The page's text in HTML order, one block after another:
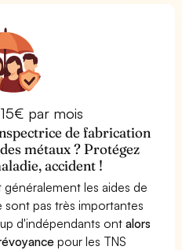
par mois
de fabrication
métaux ? Protégez
accident !
les aides de
sont pas très importantes
d'indépendants ontalors
pour les TNS